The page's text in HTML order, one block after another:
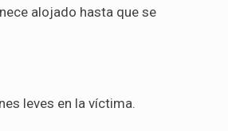
alojado hasta que se
leves en la víctima.